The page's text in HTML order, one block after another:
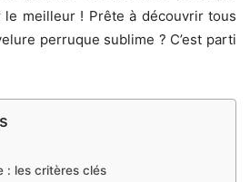
meilleur ! Prête à découvrir tous
perruque sublime ? C’est parti
: les critères clés